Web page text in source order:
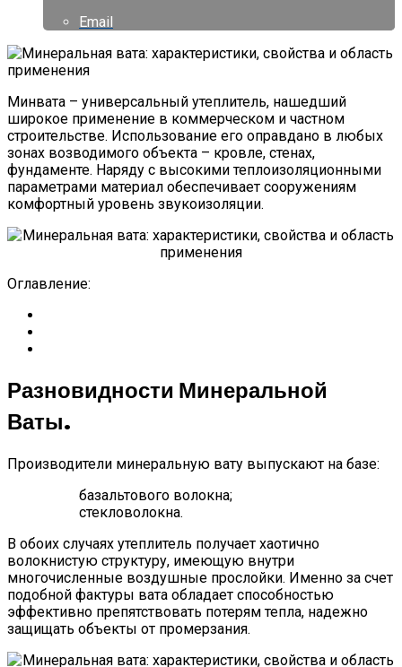
Email
Минвата – универсальный утеплитель, нашедший
широкое применение в коммерческом и частном
строительстве. Использование его оправдано в любых
зонах возводимого объекта – кровле, стенах,
фундаменте. Наряду с высокими теплоизоляционными
параметрами материал обеспечивает сооружениям
комфортный уровень звукоизоляции.
Оглавление:
Разновидности Минеральной
Ваты.
Производители минеральную вату выпускают на базе:
базальтового волокна;
стекловолокна.
В обоих случаях утеплитель получает хаотично
волокнистую структуру, имеющую внутри
многочисленные воздушные прослойки. Именно за счет
подобной фактуры вата обладает способностью
эффективно препятствовать потерям тепла, надежно
защищать объекты от промерзания.